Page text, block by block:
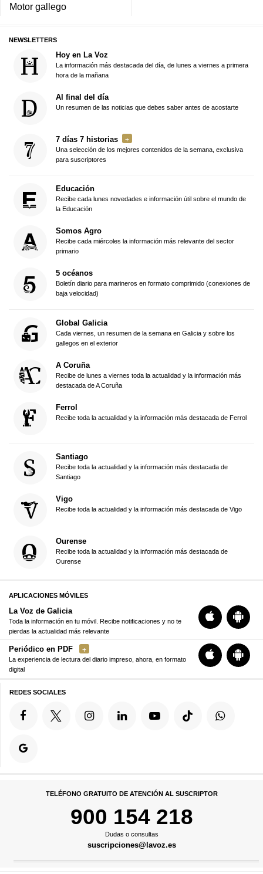
Motor gallego
NEWSLETTERS
Hoy en La Voz
La información más destacada del día, de lunes a viernes a primera
hora de la mañana
Al final del día
Un resumen de las noticias que debes saber antes de acostarte
7 días 7 historias
Una selección de los mejores contenidos de la semana, exclusiva
para suscriptores
Educación
Recibe cada lunes novedades e información útil sobre el mundo de
la Educación
Somos Agro
Recibe cada miércoles la información más relevante del sector
primario
5 océanos
Boletín diario para marineros en formato comprimido (conexiones de
baja velocidad)
Global Galicia
Cada viernes, un resumen de la semana en Galicia y sobre los
gallegos en el exterior
A Coruña
Recibe de lunes a viernes toda la actualidad y la información más
destacada de A Coruña
Ferrol
Recibe toda la actualidad y la información más destacada de Ferrol
Santiago
Recibe toda la actualidad y la información más destacada de
Santiago
Vigo
Recibe toda la actualidad y la información más destacada de Vigo
Ourense
Recibe toda la actualidad y la información más destacada de
Ourense
APLICACIONES MÓVILES
La Voz de Galicia
Toda la información en tu móvil. Recibe notificaciones y no te
pierdas la actualidad más relevante
Periódico en PDF
La experiencia de lectura del diario impreso, ahora, en formato
digital
REDES SOCIALES
TELÉFONO GRATUITO DE ATENCIÓN AL SUSCRIPTOR
900 154 218
Dudas o consultas
suscripciones@lavoz.es